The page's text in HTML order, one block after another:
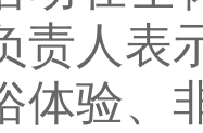
责人表
体验、